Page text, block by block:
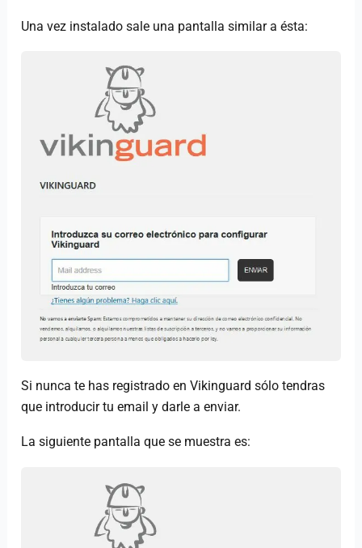
Una vez instalado sale una pantalla similar a ésta:
Si nunca te has registrado en Vikinguard sólo tendras
que introducir tu email y darle a enviar.
La siguiente pantalla que se muestra es: